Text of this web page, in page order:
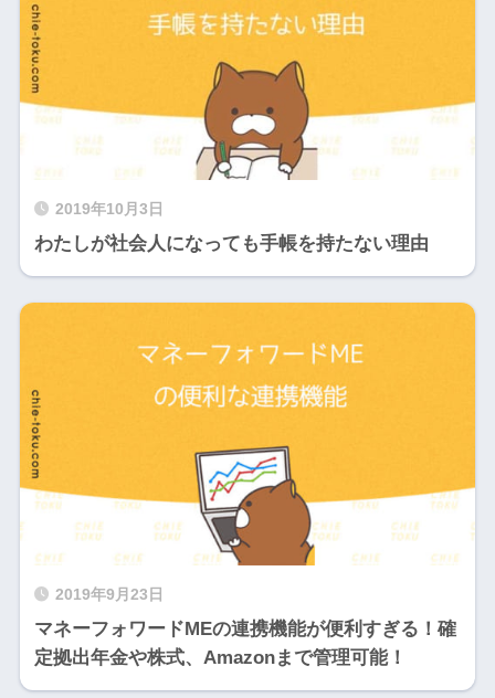
2019年10月3日
わたしが社会人になっても手帳を持たない理由
2019年9月23日
マネーフォワードMEの連携機能が便利すぎる！確
定拠出年金や株式、Amazonまで管理可能！